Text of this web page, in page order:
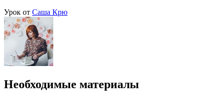
Урок от Саша Крю
Необходимые материалы